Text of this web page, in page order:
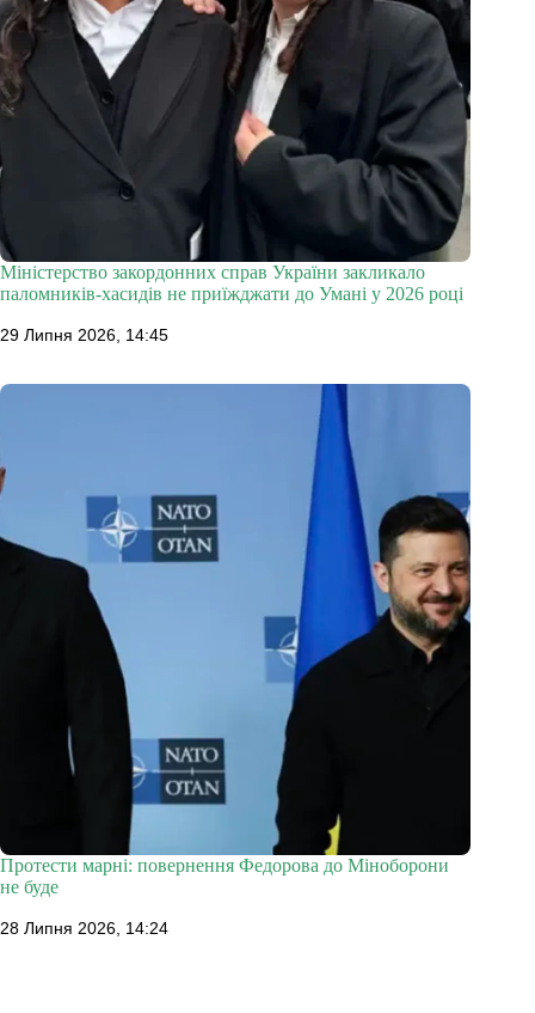
Міністерство закордонних справ України закликало
паломників-хасидів не приїжджати до Умані у 2026 році
29 Липня 2026, 14:45
Протести марні: повернення Федорова до Міноборони
не буде
28 Липня 2026, 14:24